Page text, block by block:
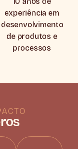
experiência em
desenvolvimento
de produtos e
processos